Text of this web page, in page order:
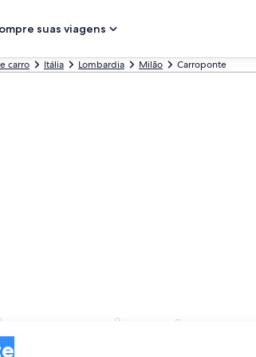
suas viagens
carro Itália Lombardia Milão Carroponte
carros baratos